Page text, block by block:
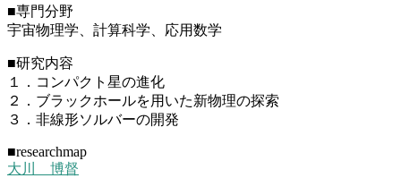
■専門分野
宇宙物理学、計算科学、応用数学
■研究内容
１．コンパクト星の進化
２．ブラックホールを用いた新物理の探索
３．非線形ソルバーの開発
■researchmap
大川 博督